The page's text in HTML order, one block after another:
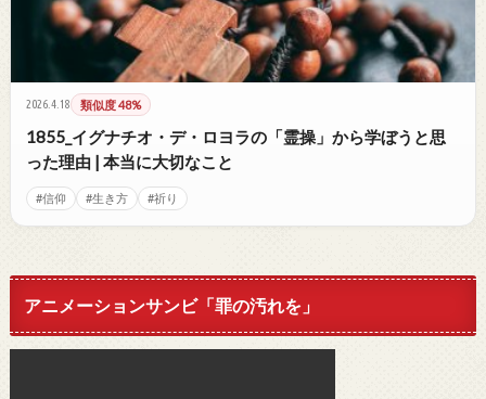
2026.4.18 類似度 48%
1855_イグナチオ・デ・ロヨラの「霊操」から学ぼうと思
った理由 | 本当に大切なこと
#信仰 #生き方 #祈り
アニメーションサンビ「罪の汚れを」